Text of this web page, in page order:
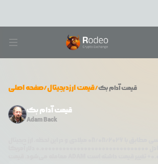
صفحه اصلی/قیمت ارزدیجیتال/ قیمتآدام بک
قیمت آدام بک
Adam Back